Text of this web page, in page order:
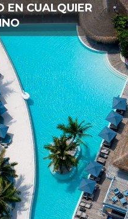
EN CUALQUIER